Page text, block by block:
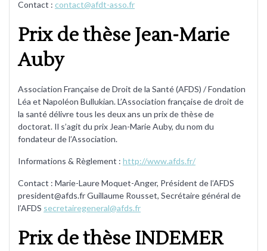
Contact : contact@afdt-asso.fr
Prix de thèse Jean-Marie
Auby
Association Française de Droit de la Santé (AFDS) / Fondation
Léa et Napoléon Bullukian. L’Association française de droit de
la santé délivre tous les deux ans un prix de thèse de
doctorat. Il s’agit du prix Jean-Marie Auby, du nom du
fondateur de l’Association.
Informations & Règlement : http://www.afds.fr/
Contact : Marie-Laure Moquet-Anger, Président de l’AFDS
president@afds.fr Guillaume Rousset, Secrétaire général de
l’AFDS secretairegeneral@afds.fr
Prix de thèse INDEMER